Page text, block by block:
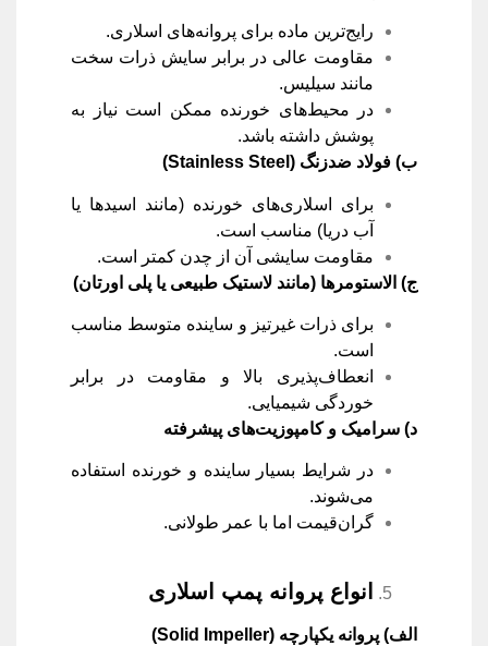
رایج‌ترین ماده برای پروانه‌های اسلاری.
مقاومت عالی در برابر سایش ذرات سخت
مانند سیلیس.
در محیط‌های خورنده ممکن است نیاز به
پوشش داشته باشد.
ب) فولاد ضدزنگ (Stainless Steel)
برای اسلاری‌های خورنده (مانند اسیدها یا
آب دریا) مناسب است.
مقاومت سایشی آن از چدن کمتر است.
ج) الاستومرها (مانند لاستیک طبیعی یا پلی اورتان)
برای ذرات غیرتیز و ساینده متوسط مناسب
است.
انعطاف‌پذیری بالا و مقاومت در برابر
خوردگی شیمیایی.
د) سرامیک و کامپوزیت‌های پیشرفته
در شرایط بسیار ساینده و خورنده استفاده
می‌شوند.
گران‌قیمت اما با عمر طولانی.
انواع پروانه پمپ اسلاری
الف) پروانه یکپارچه (Solid Impeller)